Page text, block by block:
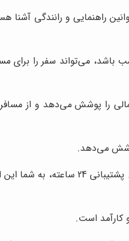
راهنمایی و رانندگی آشنا
باشد، می‌تواند سفر را
را پوشش می‌دهد و از
پوشش می‌دهد.
شرکت باید پشتیبانی 24 ساعته در طول سفر ارائه دهد تا در صورت بروز هرگونه مشکل،